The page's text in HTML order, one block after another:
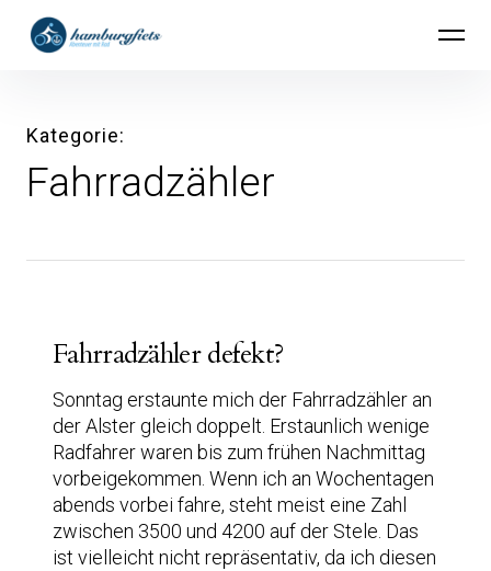
überspringen
hamburgfiets – Abenteuer mit Rad
Kategorie
Fahrradzähler
Fahrradzähler defekt?
Sonntag erstaunte mich der Fahrradzähler an
der Alster gleich doppelt. Erstaunlich wenige
Radfahrer waren bis zum frühen Nachmittag
vorbeigekommen. Wenn ich an Wochentagen
abends vorbei fahre, steht meist eine Zahl
zwischen 3500 und 4200 auf der Stele. Das
ist vielleicht nicht repräsentativ, da ich diesen